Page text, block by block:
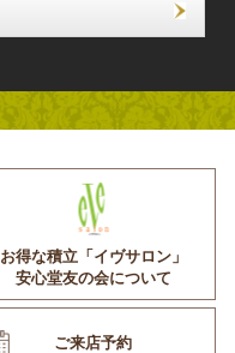
お得な積立「イヴサロン」
安心堂友の会について
ご来店予約